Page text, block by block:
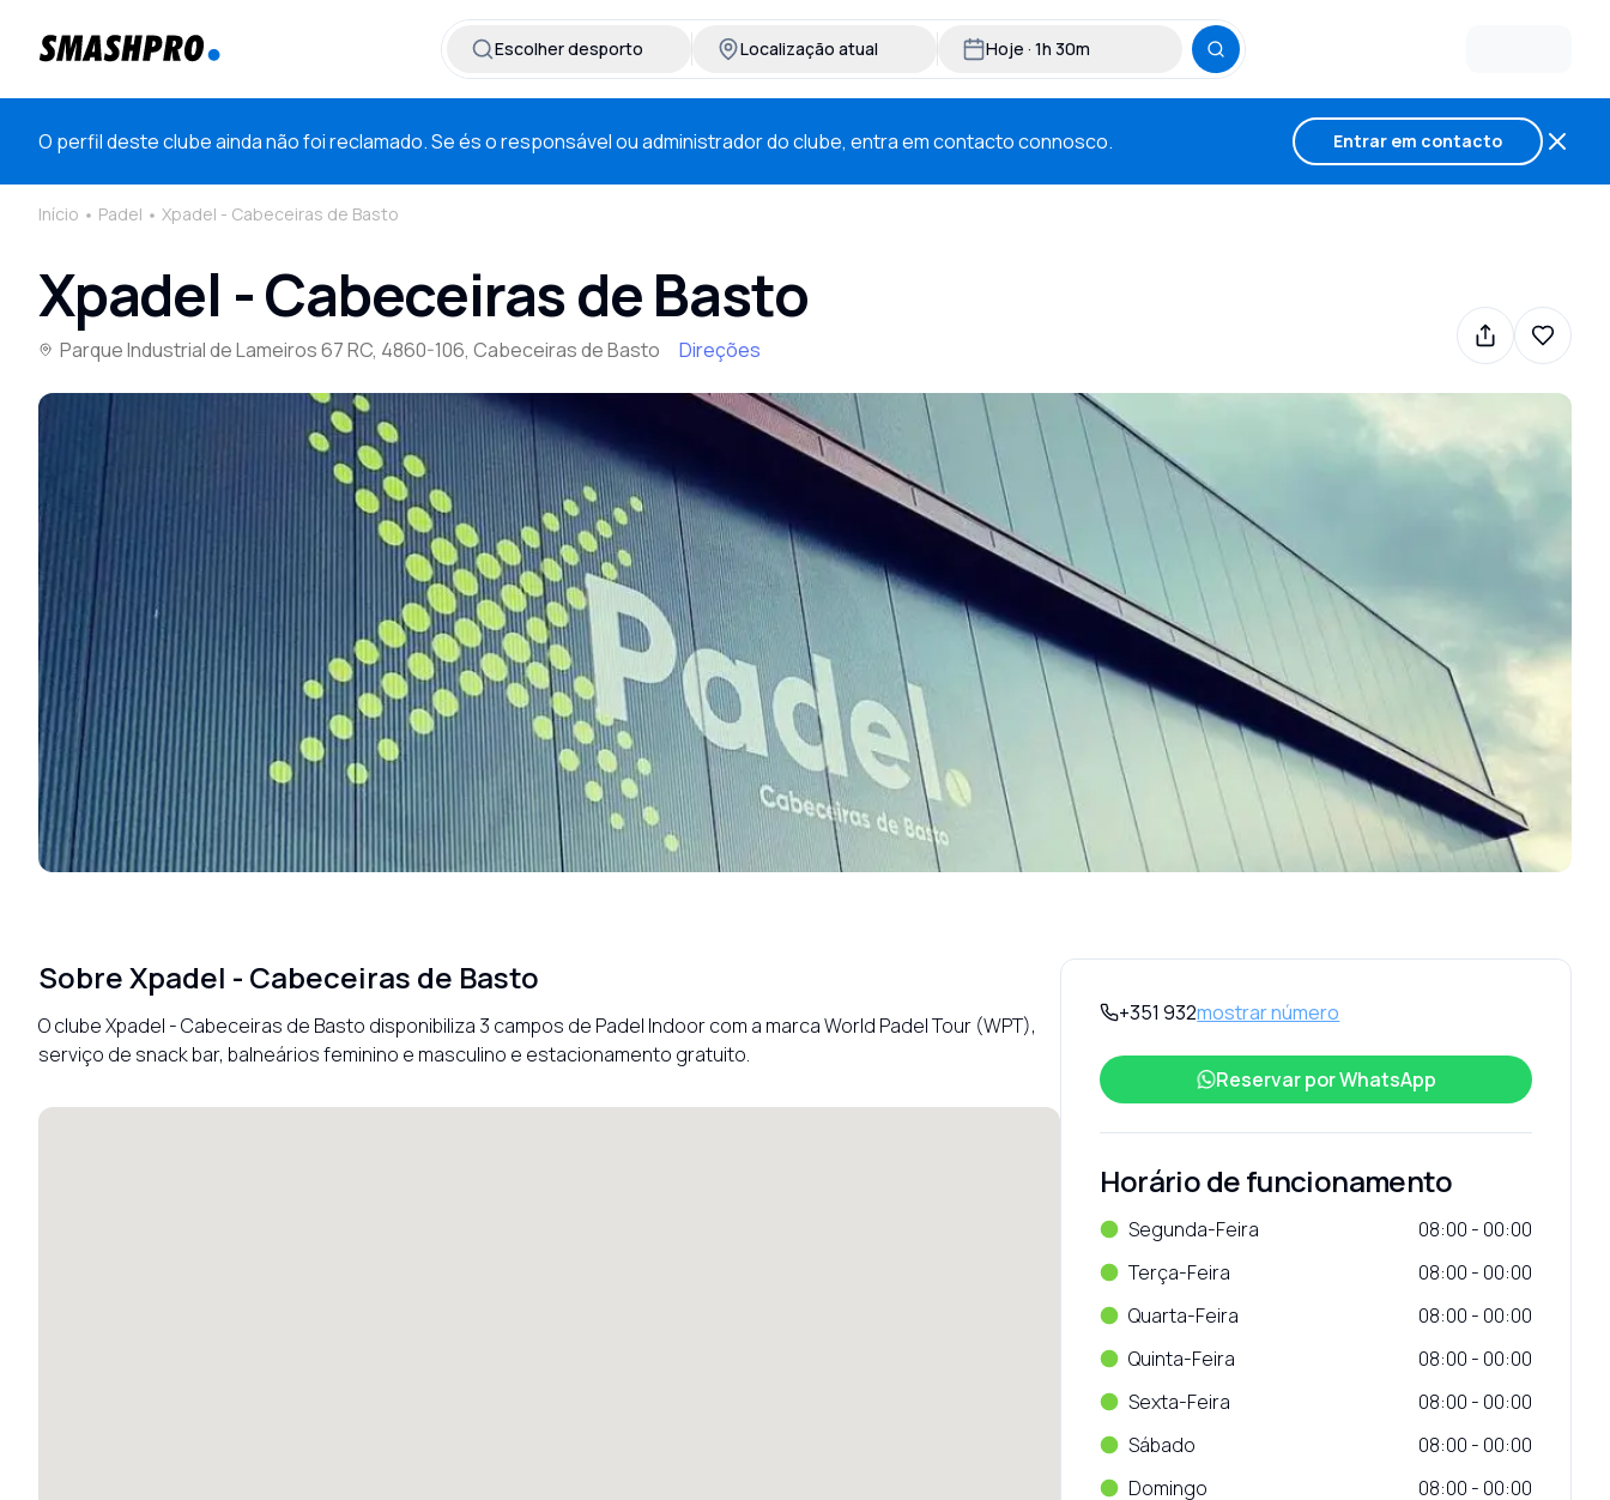
Escolher desporto Localização atual Hoje · 1h 30m
O perfil deste clube ainda não foi reclamado. Se és o responsável ou administrador do clube, entra em contacto connosco. Entrar em contacto
Início Padel Xpadel - Cabeceiras de Basto
Xpadel - Cabeceiras de Basto
Parque Industrial de Lameiros 67 RC, 4860-106, Cabeceiras de Basto Direções
SobreXpadel - Cabeceiras de Basto
O clube Xpadel - Cabeceiras de Basto disponibiliza 3 campos de Padel Indoor com a marca World Padel Tour (WPT),
serviço de snack bar, balneários feminino e masculino e estacionamento gratuito.
+351 932mostrar número
Reservar porWhatsApp
Horário de funcionamento
Segunda-Feira
08:00 - 00:00
Terça-Feira
08:00 - 00:00
Quarta-Feira
08:00 - 00:00
Quinta-Feira
08:00 - 00:00
Sexta-Feira
08:00 - 00:00
Sábado
08:00 - 00:00
Domingo
08:00 - 00:00